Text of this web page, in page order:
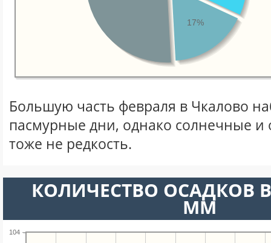
17%
Большую часть февраля в Чкалово
пасмурные дни, однако солнечные
тоже не редкость.
КОЛИЧЕСТВО ОСАДКОВ
ММ
104